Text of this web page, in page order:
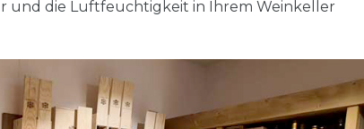
und die Luftfeuchtigkeit in Ihrem Weinkeller